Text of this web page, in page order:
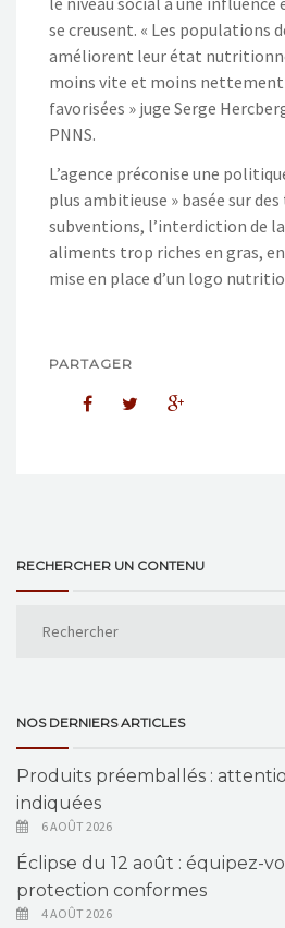
se creusent. « Les populations
améliorent leur état
moins vite et moins nettement
favorisées » juge Serge
PNNS.
L’agence préconise une
plus ambitieuse » basée sur des
subventions, l’interdiction de
aliments trop riches en gras,
mise en place d’un logo
PARTAGER
RECHERCHER UN CONTENU
NOS DERNIERS ARTICLES
Produits préemballés :
indiquées
6 AOÛT 2026
Éclipse du 12 août : équipez-
protection conformes
4 AOÛT 2026